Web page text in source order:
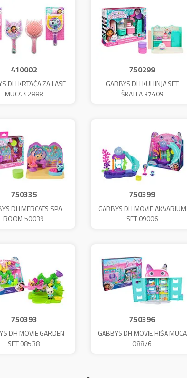
410002
DH KRTAČA ZA LASE
MUCA 42888
750299
GABBYS DH KUHINJA SET
ŠKATLA 37409
750335
DH MERCATS SPA
ROOM 50039
750399
GABBYS DH MOVIE AKVARIUM
SET 09006
750393
DH MOVIE GARDEN
SET 08538
750396
GABBYS DH MOVIE HIŠA MUCA
08876